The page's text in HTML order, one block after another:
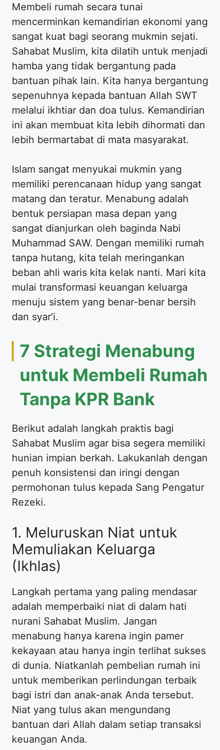
Membeli rumah secara tunai
mencerminkan kemandirian ekonomi yang
sangat kuat bagi seorang mukmin sejati.
Sahabat Muslim, kita dilatih untuk menjadi
hamba yang tidak bergantung pada
bantuan pihak lain. Kita hanya bergantung
sepenuhnya kepada bantuan Allah SWT
melalui ikhtiar dan doa tulus. Kemandirian
ini akan membuat kita lebih dihormati dan
lebih bermartabat di mata masyarakat.
Islam sangat menyukai mukmin yang
memiliki perencanaan hidup yang sangat
matang dan teratur. Menabung adalah
bentuk persiapan masa depan yang
sangat dianjurkan oleh baginda Nabi
Muhammad SAW. Dengan memiliki rumah
tanpa hutang, kita telah meringankan
beban ahli waris kita kelak nanti. Mari kita
mulai transformasi keuangan keluarga
menuju sistem yang benar-benar bersih
dan syar’i.
7 Strategi Menabung
untuk Membeli Rumah
Tanpa KPR Bank
Berikut adalah langkah praktis bagi
Sahabat Muslim agar bisa segera memiliki
hunian impian berkah. Lakukanlah dengan
penuh konsistensi dan iringi dengan
permohonan tulus kepada Sang Pengatur
Rezeki.
1. Meluruskan Niat untuk
Memuliakan Keluarga
(Ikhlas)
Langkah pertama yang paling mendasar
adalah memperbaiki niat di dalam hati
nurani Sahabat Muslim. Jangan
menabung hanya karena ingin pamer
kekayaan atau hanya ingin terlihat sukses
di dunia. Niatkanlah pembelian rumah ini
untuk memberikan perlindungan terbaik
bagi istri dan anak-anak Anda tersebut.
Niat yang tulus akan mengundang
bantuan dari Allah dalam setiap transaksi
keuangan Anda.